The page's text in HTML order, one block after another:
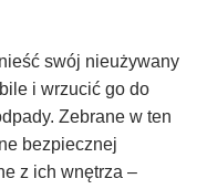
swój nieużywany
i wrzucić go do
Zebrane w ten
bezpiecznej
z ich wnętrza –